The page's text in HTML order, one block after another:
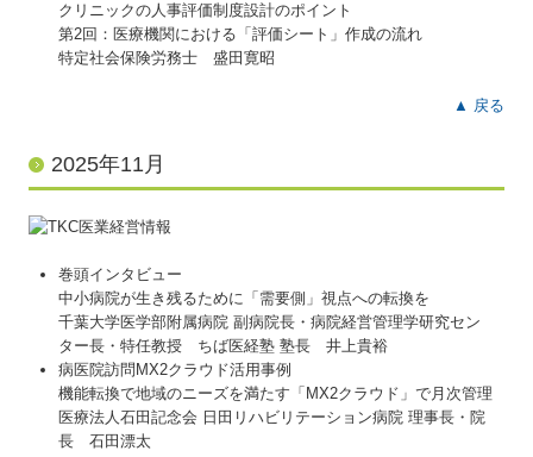
クリニックの人事評価制度設計のポイント
第2回：医療機関における「評価シート」作成の流れ
特定社会保険労務士 盛田寛昭
▲ 戻る
2025年11月
巻頭インタビュー
中小病院が生き残るために「需要側」視点への転換を
千葉大学医学部附属病院 副病院長・病院経営管理学研究セン
ター長・特任教授 ちば医経塾 塾長 井上貴裕
病医院訪問MX2クラウド活用事例
機能転換で地域のニーズを満たす「MX2クラウド」で月次管理
医療法人石田記念会 日田リハビリテーション病院 理事長・院
長 石田漂太